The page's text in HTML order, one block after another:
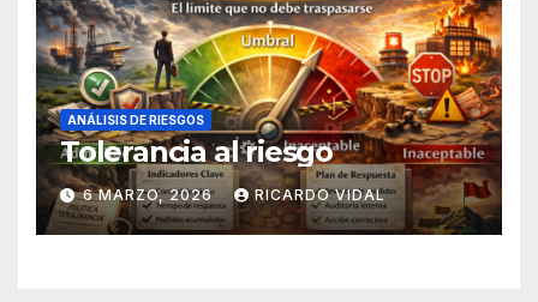
ANÁLISIS DE RIESGOS
Tolerancia al riesgo
6 MARZO, 2026 RICARDO VIDAL